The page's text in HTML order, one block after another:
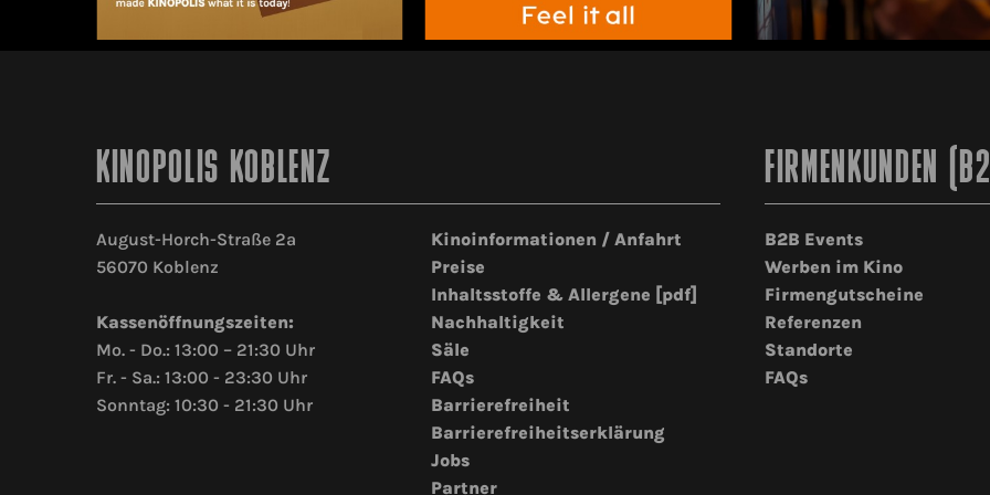
KINOPOLIS KOBLENZ
August-Horch-Straße 2a
56070 Koblenz
Kassenöffnungszeiten:
Mo. - Do.: 13:00 – 21:30 Uhr
Fr. - Sa.: 13:00 - 23:30 Uhr
Sonntag: 10:30 - 21:30 Uhr
Kinoinformationen / Anfahrt
Preise
Inhaltsstoffe & Allergene [pdf]
Nachhaltigkeit
Säle
FAQs
Barrierefreiheit
Barrierefreiheitserklärung
Jobs
Partner
FIRMENKUNDEN
B2B Events
Werben im Kino
Firmengutscheine
Referenzen
Standorte
FAQs